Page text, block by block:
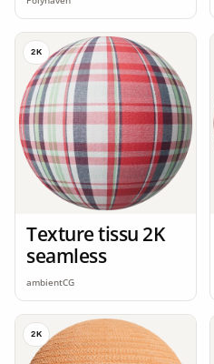
2K
Texture tissu 2K
seamless
ambientCG
2K